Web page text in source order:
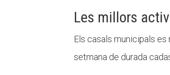
Les millors
Els casals municipals es
setmana de durada